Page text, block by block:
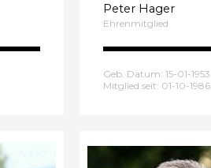
Peter Hager
Ehrenmitglied
Geb. Datum: 15-01-1953
Mitglied seit: 01-10-1986